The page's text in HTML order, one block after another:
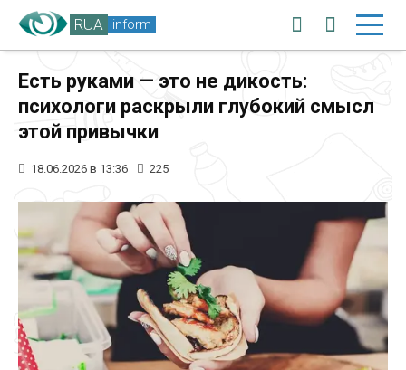
RUA inform
Есть руками — это не дикость:
психологи раскрыли глубокий смысл
этой привычки
18.06.2026 в 13:36 225